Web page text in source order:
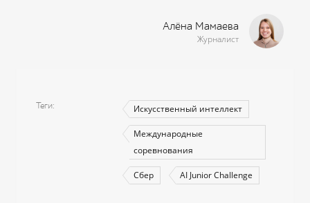
Алёна Мамаева
Журналист
Теги Искусственный интеллект
Международные
соревнования
Сбер AI Junior Challenge